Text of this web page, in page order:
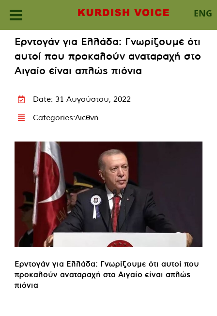
ENG
content
Ερντογάν για Ελλάδα: Γνωρίζουμε ότι
αυτοί που προκαλούν αναταραχή στο
Αιγαίο είναι απλώς πιόνια
Date: 31 Αυγούστου, 2022
Categories:Διεθνή
Ερντογάν για Ελλάδα: Γνωρίζουμε ότι αυτοί που
προκαλούν αναταραχή στο Αιγαίο είναι απλώς
πιόνια